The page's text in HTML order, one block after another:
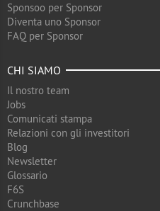
Sponsoo per Sponsor
Diventa uno Sponsor
FAQ per Sponsor
CHI SIAMO
Il nostro team
Jobs
Comunicati stampa
Relazioni con gli investitori
Blog
Newsletter
Glossario
F6S
Crunchbase